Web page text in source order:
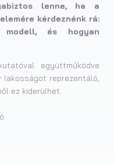
lenne, ha a
kérdeznénk rá:
és hogyan
együttműködve
reprezentáló,
ez kiderülhet.